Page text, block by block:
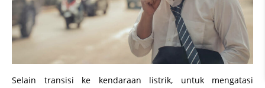
Selain transisi ke kendaraan listrik, untuk mengatasi